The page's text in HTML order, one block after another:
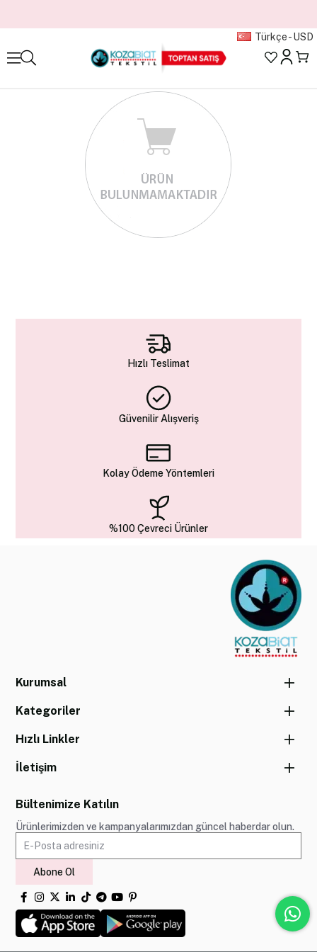
Türkçe - USD
Hızlı Teslimat
Güvenilir Alışveriş
Kolay Ödeme Yöntemleri
%100 Çevreci Ürünler
Kurumsal
Kategoriler
Hızlı Linkler
İletişim
Bültenimize Katılın
Ürünlerimizden ve kampanyalarımızdan güncel haberdar olun.
Abone Ol